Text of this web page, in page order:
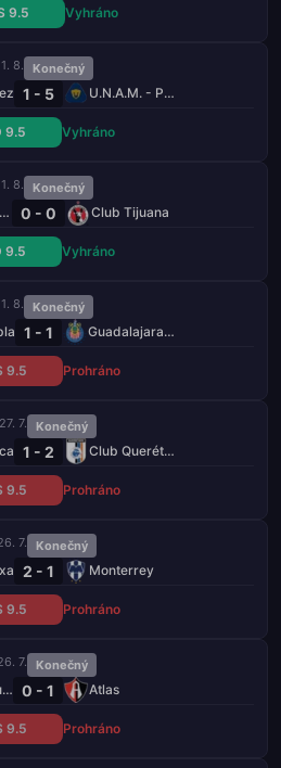
9.5 Vyhráno
8. Konečný
1 - 5 U.N.A.M. - Pumas
9.5 Vyhráno
8. Konečný
San Luis 0 - 0 Club Tijuana
9.5 Vyhráno
8. Konečný
1 - 1 Guadalajara Chivas
9.5 Prohráno
7. Konečný
1 - 2 Club Querétaro
9.5 Prohráno
7. Konečný
2 - 1 Monterrey
9.5 Prohráno
7. Konečný
Santos Laguna 0 - 1 Atlas
9.5 Prohráno